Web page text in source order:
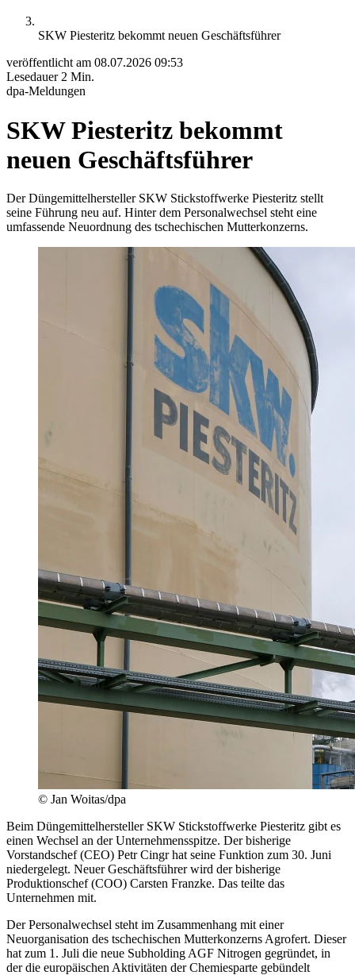
SKW Piesteritz bekommt neuen Geschäftsführer
veröffentlicht am 08.07.2026 09:53
Lesedauer 2 Min.
dpa-Meldungen
SKW Piesteritz bekommt
neuen Geschäftsführer
Der Düngemittelhersteller SKW Stickstoffwerke Piesteritz stellt
seine Führung neu auf. Hinter dem Personalwechsel steht eine
umfassende Neuordnung des tschechischen Mutterkonzerns.
© Jan Woitas/dpa
Beim Düngemittelhersteller SKW Stickstoffwerke Piesteritz gibt es
einen Wechsel an der Unternehmensspitze. Der bisherige
Vorstandschef (CEO) Petr Cingr hat seine Funktion zum 30. Juni
niedergelegt. Neuer Geschäftsführer wird der bisherige
Produktionschef (COO) Carsten Franzke. Das teilte das
Unternehmen mit.
Der Personalwechsel steht im Zusammenhang mit einer
Neuorganisation des tschechischen Mutterkonzerns Agrofert. Dieser
hat zum 1. Juli die neue Subholding AGF Nitrogen gegründet, in
der die europäischen Aktivitäten der Chemiesparte gebündelt